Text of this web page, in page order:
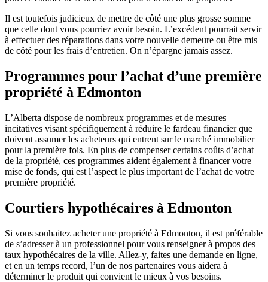
Il est toutefois judicieux de mettre de côté une plus grosse somme
que celle dont vous pourriez avoir besoin. L’excédent pourrait servir
à effectuer des réparations dans votre nouvelle demeure ou être mis
de côté pour les frais d’entretien. On n’épargne jamais assez.
Programmes pour l’achat d’une première
propriété à Edmonton
L’Alberta dispose de nombreux programmes et de mesures
incitatives visant spécifiquement à réduire le fardeau financier que
doivent assumer les acheteurs qui entrent sur le marché immobilier
pour la première fois. En plus de compenser certains coûts d’achat
de la propriété, ces programmes aident également à financer votre
mise de fonds, qui est l’aspect le plus important de l’achat de votre
première propriété.
Courtiers hypothécaires à Edmonton
Si vous souhaitez acheter une propriété à Edmonton, il est préférable
de s’adresser à un professionnel pour vous renseigner à propos des
taux hypothécaires de la ville. Allez-y, faites une demande en ligne,
et en un temps record, l’un de nos partenaires vous aidera à
déterminer le produit qui convient le mieux à vos besoins.